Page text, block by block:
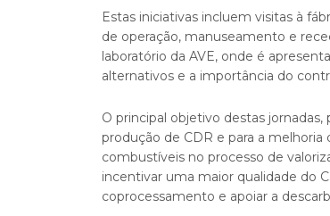
Estas iniciativas incluem visitas à
de operação, manuseamento e
laboratório da AVE, onde é
alternativos e a importância do
O principal objetivo destas
produção de CDR e para a
combustíveis no processo de
incentivar uma maior qualidade do
coprocessamento e apoiar a